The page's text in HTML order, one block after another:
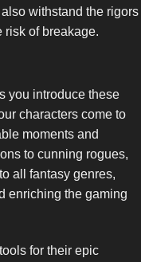
withstand the rigors
risk of breakage.
you introduce these
characters come to
moments and
to cunning rogues,
all fantasy genres,
enriching the gaming
for their epic